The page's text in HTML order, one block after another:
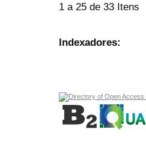
1 a 25 de 33 Itens
Indexadores: